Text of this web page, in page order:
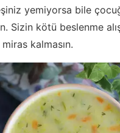
yemiyorsa bile
Sizin kötü beslenme
kalmasın.